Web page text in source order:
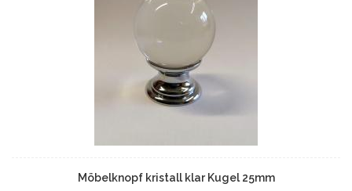
Möbelknopf kristall klar Kugel 25mm